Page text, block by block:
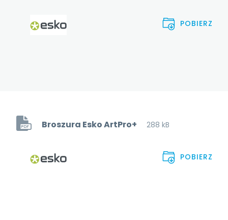
POBIERZ
Broszura Esko ArtPro+ 288 kB
POBIERZ